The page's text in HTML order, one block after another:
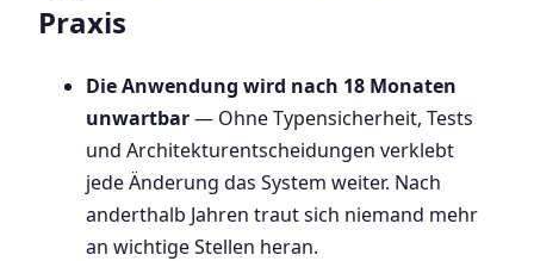
Praxis
Die Anwendung wird nach 18 Monaten
unwartbar— Ohne Typensicherheit, Tests
und Architekturentscheidungen verklebt
jede Änderung das System weiter. Nach
anderthalb Jahren traut sich niemand mehr
an wichtige Stellen heran.